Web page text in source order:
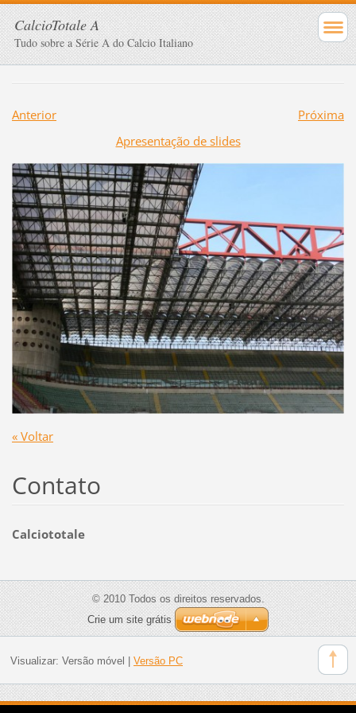
CalcioTotale A
Tudo sobre a Série A do Calcio Italiano
Anterior
Próxima
Apresentação de slides
« Voltar
Contato
Calciototale
© 2010 Todos os direitos reservados.
Crie um site grátis
Visualizar: Versão móvel Versão PC